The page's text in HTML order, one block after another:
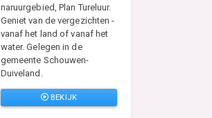
naruurgebied, Plan Tureluur.
Geniet van de vergezichten -
vanaf het land of vanaf het
water. Gelegen in de
gemeente Schouwen-
Duiveland.
BEKIJK